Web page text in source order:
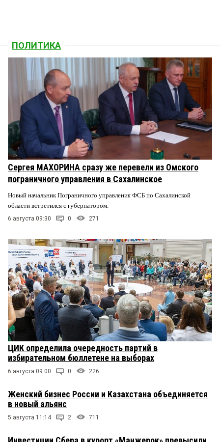
ПОЛИТИКА
Сергея МАХОРИНА сразу же перевели из Омского
пограничного управления в Сахалинское
Новый начальник Пограничного управления ФСБ по Сахалинской
области встретился с губернатором.
6 августа 09:30 0 271
ЦИК определила очередность партий в
избирательном бюллетене на выборах
6 августа 09:00 0 226
Женский бизнес России и Казахстана объединяется
в новый альянс
5 августа 11:14 2 711